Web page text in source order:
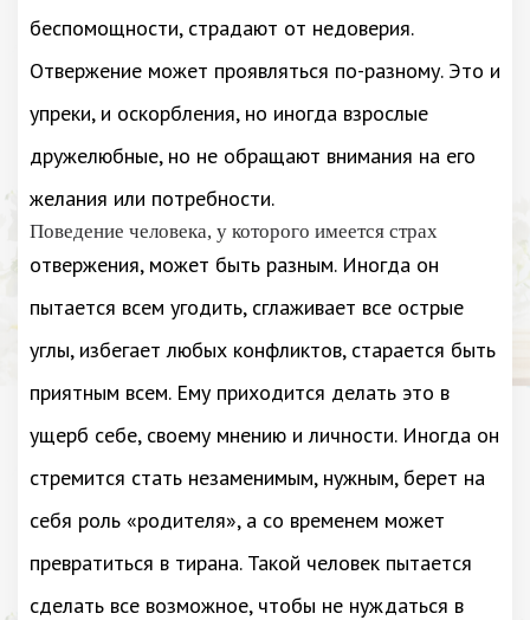
беспомощности, страдают от недоверия.
Отвержение может проявляться по-разному. Это и
упреки, и оскорбления, но иногда взрослые
дружелюбные, но не обращают внимания на его
желания или потребности.
Поведение человека, у которого имеется страх
отвержения, может быть разным. Иногда он
пытается всем угодить, сглаживает все острые
углы, избегает любых конфликтов, старается быть
приятным всем. Ему приходится делать это в
ущерб себе, своему мнению и личности. Иногда он
стремится стать незаменимым, нужным, берет на
себя роль «родителя», а со временем может
превратиться в тирана. Такой человек пытается
сделать все возможное, чтобы не нуждаться в